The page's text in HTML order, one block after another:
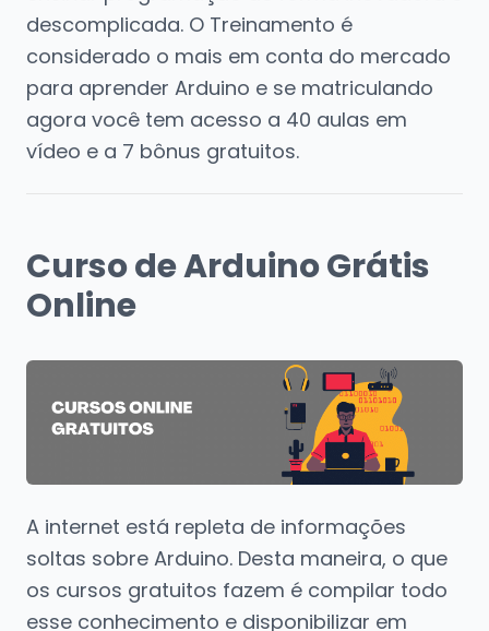
descomplicada. O Treinamento é
considerado o mais em conta do mercado
para aprender Arduino e se matriculando
agora você tem acesso a 40 aulas em
vídeo e a 7 bônus gratuitos.
Curso de Arduino Grátis
Online
A internet está repleta de informações
soltas sobre Arduino. Desta maneira, o que
os cursos gratuitos fazem é compilar todo
esse conhecimento e disponibilizar em